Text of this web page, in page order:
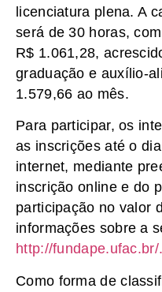
licenciatura plena. A
será de 30 horas,
R$ 1.061,28,
graduação e auxílio-
1.579,66 ao mês.
Para participar, os
as inscrições até o
internet, mediante
inscrição online e do
participação no valor
informações sobre a
http://fundape.ufac.br/.
Como forma de